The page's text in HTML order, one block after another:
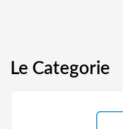
Le Categorie